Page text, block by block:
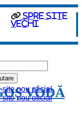
spre site
vechi
VODĂ